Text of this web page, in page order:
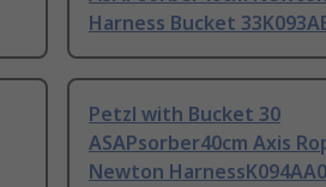
Harness Bucket
Petzl with Bucket 30
ASAPsorber40cm Axis
Newton